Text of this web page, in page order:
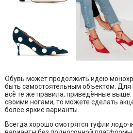
Обувь может продолжить идею
быть самостоятельным объектом.
всё те же правила, приведённые выше.
своими ногами, то можете сделать
более яркие варианты.
Всегда хорошо смотрятся туфли